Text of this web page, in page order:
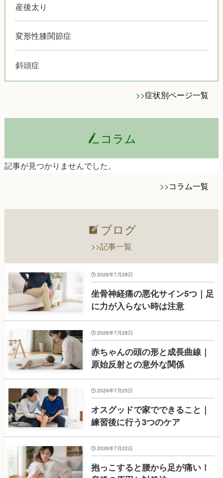
産後太り
変形性膝関節症
斜頭症
>>症状別ページ一覧
コラム
記事が見つかりませんでした。
>>コラム一覧
ブログ
>>記事一覧
坐骨神経痛の悪化サイン5つ｜足
に力が入らない時は注意
2026年7月28日
赤ちゃんの頭の形と成長曲線｜
原始反射との意外な関係
2026年7月28日
オスグッドで家でできること｜
練習後に行う3つのケア
2026年7月25日
抱っこすると腰から足が痛い！
2026年7月22日